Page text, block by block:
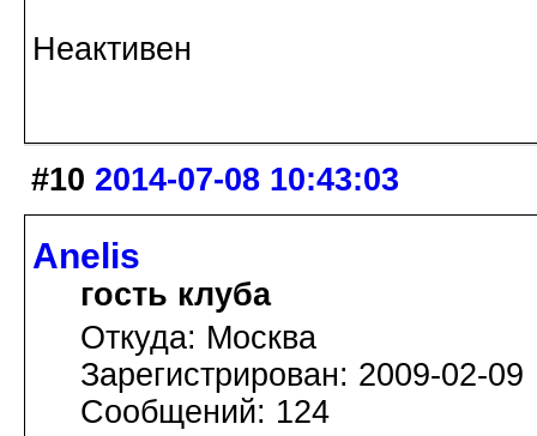
Неактивен
#10 2014-07-08 10:43:03
Anelis
гость клуба
Откуда: Москва
Зарегистрирован: 2009-02-09
Сообщений: 124